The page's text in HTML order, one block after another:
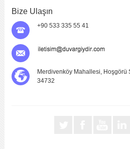
Bize Ulaşın
+90 533 335 55 41
Merdivenköy Mahallesi, Hoşgörü
34732